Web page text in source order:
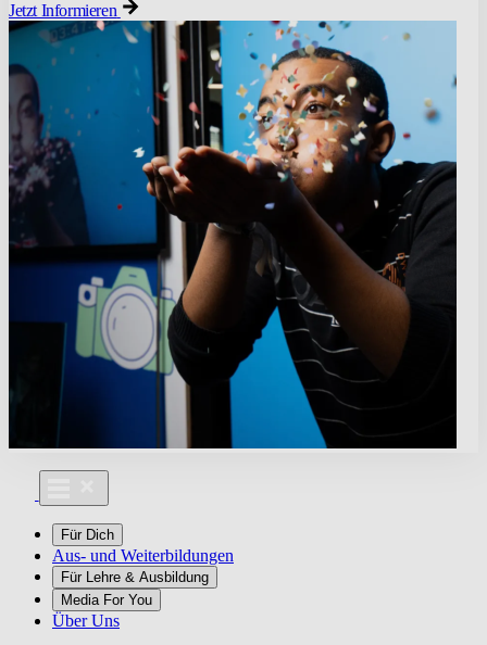
Jetzt Informieren
Für Dich
Aus- und Weiterbildungen
Für Lehre & Ausbildung
Media For You
Über Uns